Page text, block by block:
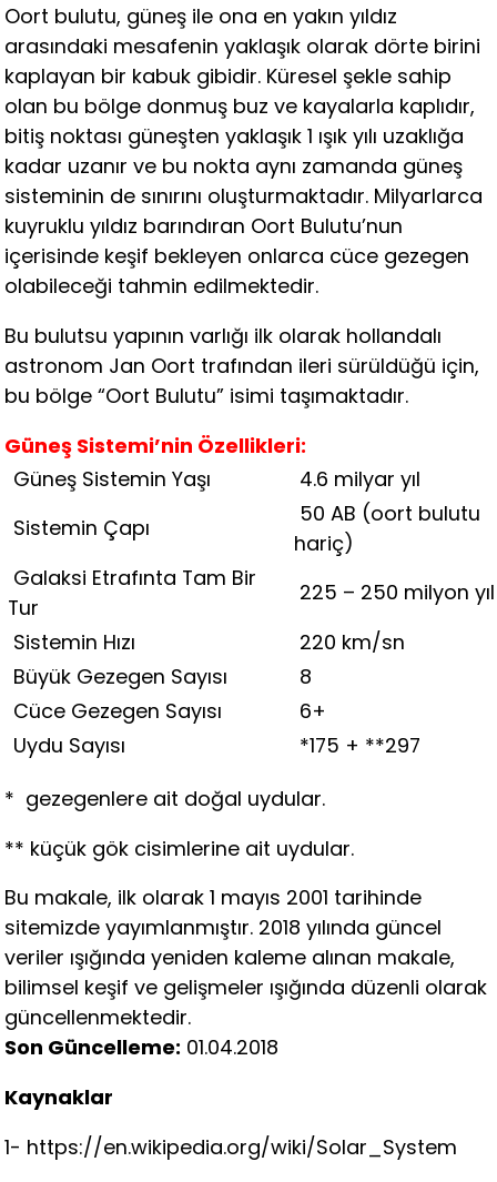
Oort bulutu, güneş ile ona en yakın yıldız
arasındaki mesafenin yaklaşık olarak dörte birini
kaplayan bir kabuk gibidir. Küresel şekle sahip
olan bu bölge donmuş buz ve kayalarla kaplıdır,
bitiş noktası güneşten yaklaşık 1 ışık yılı uzaklığa
kadar uzanır ve bu nokta aynı zamanda güneş
sisteminin de sınırını oluşturmaktadır. Milyarlarca
kuyruklu yıldız barındıran Oort Bulutu’nun
içerisinde keşif bekleyen onlarca cüce gezegen
olabileceği tahmin edilmektedir.
Bu bulutsu yapının varlığı ilk olarak hollandalı
astronom Jan Oort trafından ileri sürüldüğü için,
bu bölge “Oort Bulutu” isimi taşımaktadır.
Güneş Sistemi’nin Özellikleri:
Güneş Sistemin Yaşı
4.6 milyar yıl
Sistemin Çapı
50 AB (oort bulutu
hariç)
Galaksi Etrafınta Tam Bir
Tur
225 – 250 milyon yıl
Sistemin Hızı
220 km/sn
Büyük Gezegen Sayısı
8
Cüce Gezegen Sayısı
6+
Uydu Sayısı
*175 + **297
* gezegenlere ait doğal uydular.
** küçük gök cisimlerine ait uydular.
Bu makale, ilk olarak 1 mayıs 2001 tarihinde
sitemizde yayımlanmıştır. 2018 yılında güncel
veriler ışığında yeniden kaleme alınan makale,
bilimsel keşif ve gelişmeler ışığında düzenli olarak
güncellenmektedir.
Son Güncelleme: 01.04.2018
Kaynaklar
1- https://en.wikipedia.org/wiki/Solar_System